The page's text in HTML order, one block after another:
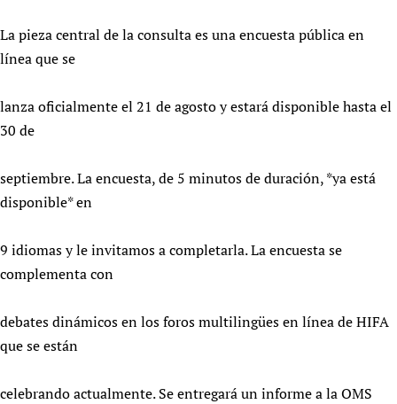
La pieza central de la consulta es una encuesta pública en
línea que se
lanza oficialmente el 21 de agosto y estará disponible hasta el
30 de
septiembre. La encuesta, de 5 minutos de duración, *ya está
disponible* en
9 idiomas y le invitamos a completarla. La encuesta se
complementa con
debates dinámicos en los foros multilingües en línea de HIFA
que se están
celebrando actualmente. Se entregará un informe a la OMS